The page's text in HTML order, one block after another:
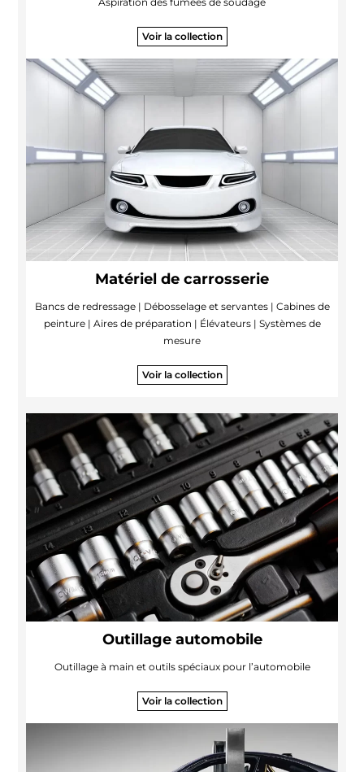
Voir la collection
Matériel de carrosserie
Bancs de redressage | Débosselage et servantes | Cabines de
peinture | Aires de préparation | Élévateurs | Systèmes de
mesure
Voir la collection
Outillage automobile
Outillage à main et outils spéciaux pour l’automobile
Voir la collection